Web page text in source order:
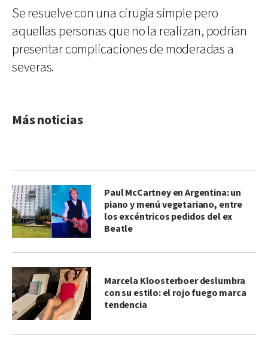
Se resuelve con una cirugía simple pero
aquellas personas que no la realizan, podrían
presentar complicaciones de moderadas a
severas.
Más noticias
Paul McCartney en Argentina: un
piano y menú vegetariano, entre
los excéntricos pedidos del ex
Beatle
Marcela Kloosterboer deslumbra
con su estilo: el rojo fuego marca
tendencia